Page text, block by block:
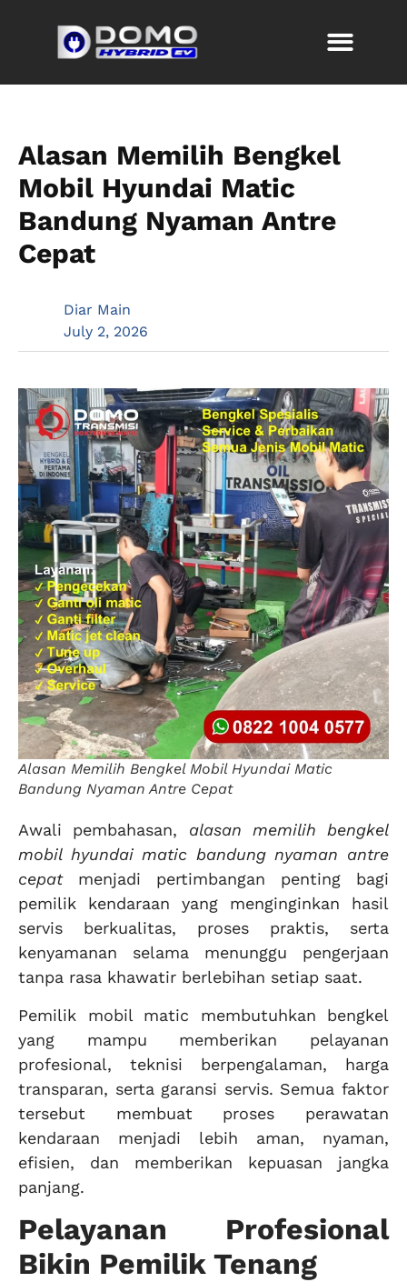
Alasan Memilih Bengkel
Mobil Hyundai Matic
Bandung Nyaman Antre
Cepat
Diar Main
July 2, 2026
Alasan Memilih Bengkel Mobil Hyundai Matic
Bandung Nyaman Antre Cepat
Awali pembahasan, alasan memilih bengkel
mobil hyundai matic bandung nyaman antre
cepatmenjadi pertimbangan penting bagi
pemilik kendaraan yang menginginkan hasil
servis berkualitas, proses praktis, serta
kenyamanan selama menunggu pengerjaan
tanpa rasa khawatir berlebihan setiap saat.
Pemilik mobil matic membutuhkan bengkel
yang mampu memberikan pelayanan
profesional, teknisi berpengalaman, harga
transparan, serta garansi servis. Semua faktor
tersebut membuat proses perawatan
kendaraan menjadi lebih aman, nyaman,
efisien, dan memberikan kepuasan jangka
panjang.
Pelayanan Profesional
Bikin Pemilik Tenang